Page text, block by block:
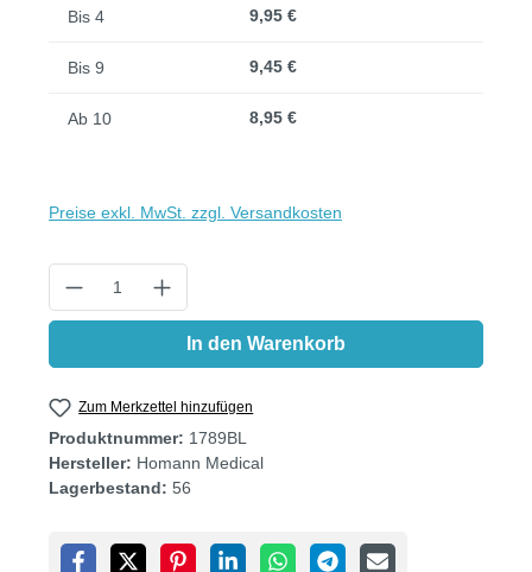
Bis 4 9,95 €
Bis 9 9,45 €
Ab 10 8,95 €
Preise exkl. MwSt. zzgl. Versandkosten
Produkt Anzahl: Gib den gewünschten
In den Warenkorb
Zum Merkzettel hinzufügen
Produktnummer: 1789BL
Hersteller: Homann Medical
Lagerbestand: 56